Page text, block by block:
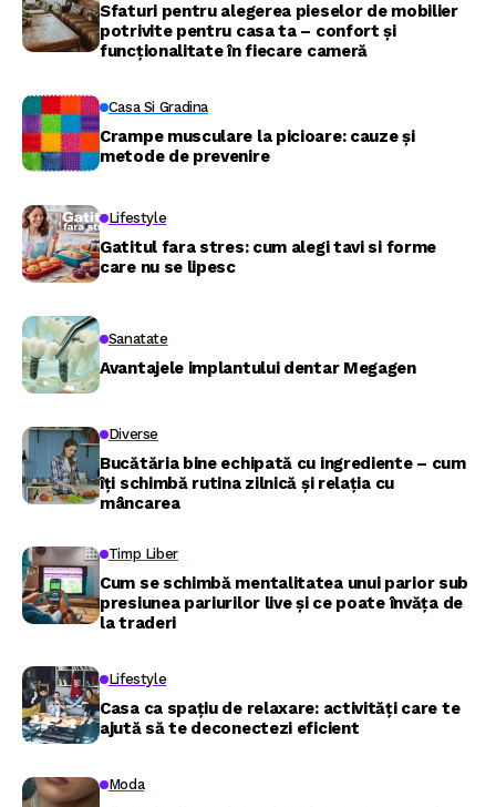
Sfaturi pentru alegerea pieselor de mobilier
potrivite pentru casa ta – confort și
funcționalitate în fiecare cameră
Casa Si Gradina
Crampe musculare la picioare: cauze și
metode de prevenire
Lifestyle
Gatitul fara stres: cum alegi tavi si forme
care nu se lipesc
Sanatate
Avantajele implantului dentar Megagen
Diverse
Bucătăria bine echipată cu ingrediente – cum
îți schimbă rutina zilnică și relația cu
mâncarea
Timp Liber
Cum se schimbă mentalitatea unui parior sub
presiunea pariurilor live și ce poate învăța de
la traderi
Lifestyle
Casa ca spațiu de relaxare: activități care te
ajută să te deconectezi eficient
Moda